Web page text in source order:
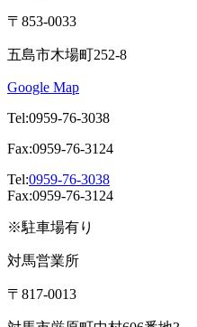
〒853-0033
五島市木場町252-8
Google Map
Tel:0959-76-3038
Fax:0959-76-3124
Tel:0959-76-3038
Fax:0959-76-3124
※駐車場有り
対馬営業所
〒817-0013